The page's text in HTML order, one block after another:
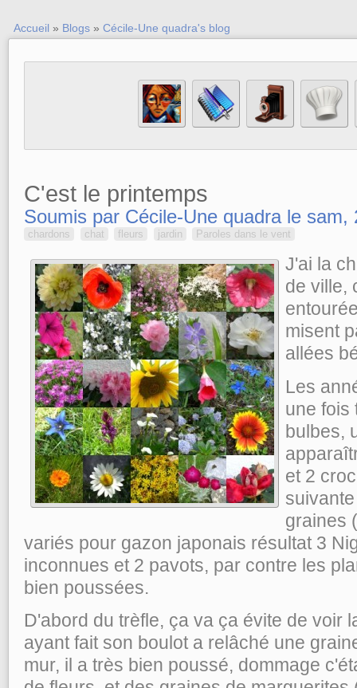
Accueil » Blogs » Cécile-Une quadra's blog
C'est le printemps
Soumis par Cécile-Une quadra le sam,
chardons chat fleurs jardin Paroles dans le vent
J'ai la
de ville,
misent
allées
Les
une fois
bulbes,
et 2
graines
variés pour gazon japonais résultat 3
inconnues et 2 pavots, par contre les
bien poussées.
D'abord du trèfle, ça va ça évite de voir
ayant fait son boulot a relâché une
mur, il a très bien poussé, dommage